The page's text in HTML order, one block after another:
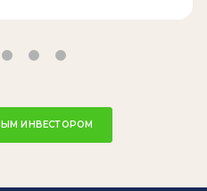
ИНВЕСТОРОМ